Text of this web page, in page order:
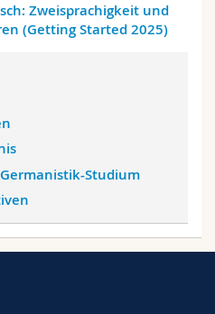
Zweisprachigkeit und
(Getting Started 2025)
Studium